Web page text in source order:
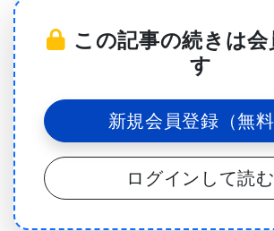
糖尿病特有の自己抗体を持つように
細菌の構成や相互作用のデータを、
児童のデータと比較した。「
は、糖尿病リスクに影響することが
要因を詳しく調べた。
Institute of Diabetes Researchのポ
AchenbachとProfessor Anette-
この記事の続きは
す
新規会員登録（無料
ログインして読む